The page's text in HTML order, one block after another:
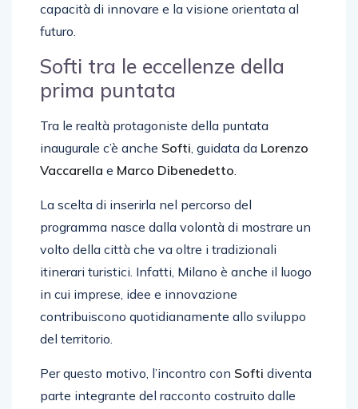
capacità di innovare e la visione orientata al
futuro.
Softi tra le eccellenze della
prima puntata
Tra le realtà protagoniste della puntata
inaugurale c’è anche Softi, guidata da Lorenzo
Vaccarella e Marco Dibenedetto.
La scelta di inserirla nel percorso del
programma nasce dalla volontà di mostrare un
volto della città che va oltre i tradizionali
itinerari turistici. Infatti, Milano è anche il luogo
in cui imprese, idee e innovazione
contribuiscono quotidianamente allo sviluppo
del territorio.
Per questo motivo, l’incontro con Softi diventa
parte integrante del racconto costruito dalle